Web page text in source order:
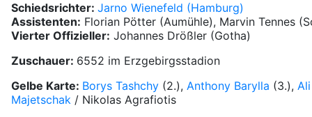
Schiedsrichter: Jarno Wienefeld (Hamburg)
Assistenten: Florian Pötter (Aumühle), Marvin Tennes
Vierter Offizieller: Johannes Drößler (Gotha)
Zuschauer: 6552 im Erzgebirgsstadion
Gelbe Karte: Borys Tashchy (2.), Anthony Barylla (3.),
Majetschak / Nikolas Agrafiotis